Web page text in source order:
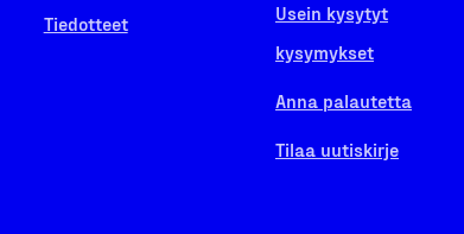
Tiedotteet
Usein kysytyt
kysymykset
Anna palautetta
Tilaa uutiskirje